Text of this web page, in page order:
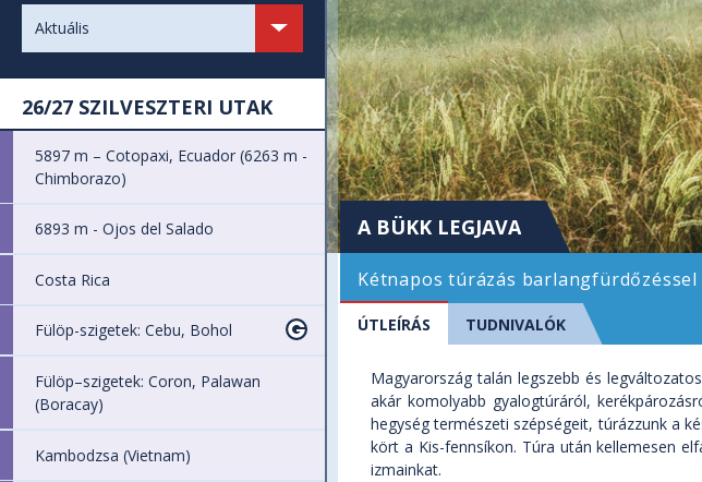
Aktuális
26/27 SZILVESZTERI UTAK
5897 m – Cotopaxi, Ecuador (6263 m -
Chimborazo)
6893 m - Ojos del Salado
Costa Rica
Fülöp-szigetek: Cebu, Bohol
Fülöp–szigetek: Coron, Palawan
(Boracay)
Kambodzsa (Vietnam)
A BÜKK LEGJAVA
Kétnapos túrázás barlangfürdőzéssel
ÚTLEÍRÁS TUDNIVALÓK
Magyarország talán legszebb és
akár komolyabb gyalogtúráról,
hegység természeti szépségeit, túrázzunk a
kört a Kis-fennsíkon. Túra után kellemesen
izmainkat.